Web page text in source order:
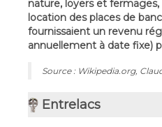
nature, loyers et fermages,
location des places de
fournissaient un revenu
annuellement à date fixe)
Source : Wikipedia.org,
Entrelacs